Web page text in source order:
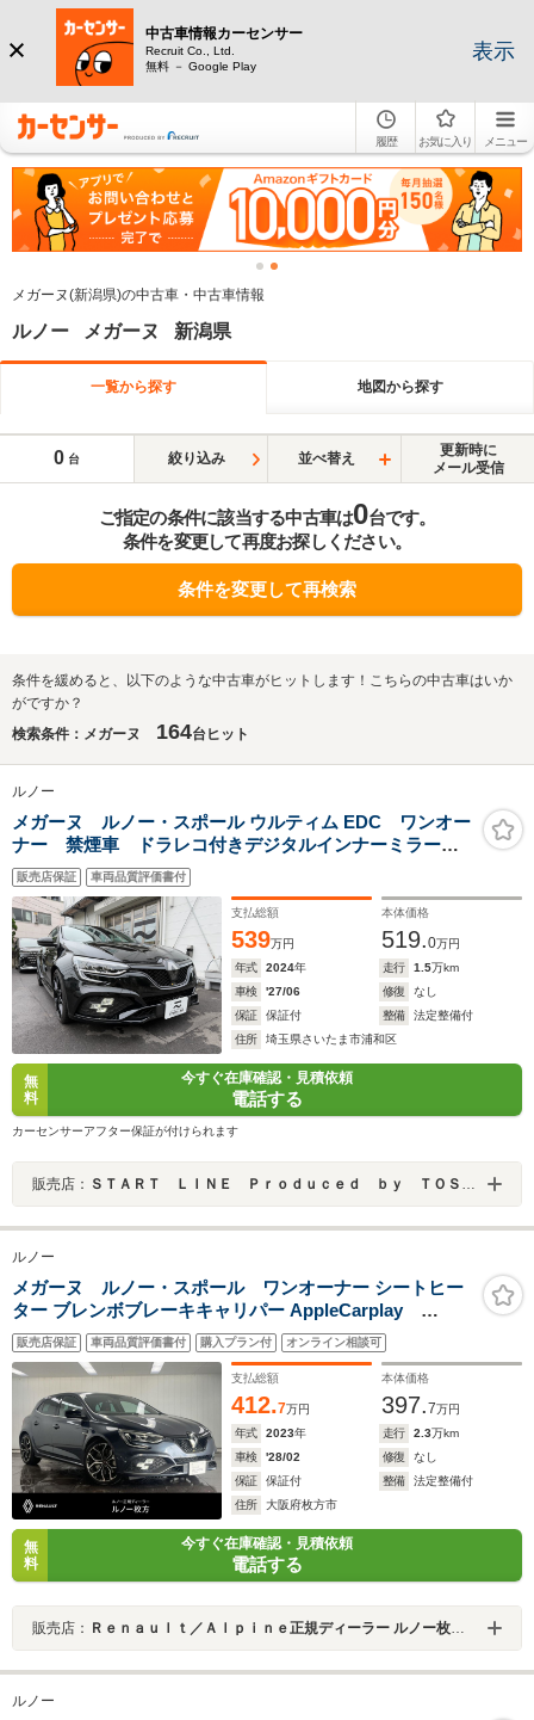
中古車情報カーセンサー
Recruit Co., Ltd.
無料 － Google Play
表示
履歴 お気に入り メニュー
メガーヌ(新潟県)の中古車・中古車情報
ルノー メガーヌ 新潟県
一覧から探す 地図から探す
0 台 絞り込み 並べ替え
更新時に
メール受信
ご指定の条件に該当する中古車は0台です。
条件を変更して再度お探しください。
条件を変更して再検索
条件を緩めると、以下のような中古車がヒットします！こちらの中古車はいか
がですか？
検索条件：メガーヌ
164台ヒット
ルノー
メガーヌ ルノー・スポール ウルティム EDC ワンオー
ナー 禁煙車 ドラレコ付きデジタルインナーミラー
レーダー探知機 世界1976台限定車
販売店保証 車両品質評価書付
支払総額
539万円
本体価格
519.0万円
年式
2024年 走行 1.5万km
車検
'27/06 修復
なし
保証
保証付 整備
法定整備付
住所
埼玉県さいたま市浦和区
無
料
今すぐ在庫確認・見積依頼
電話する
カーセンサーアフター保証が付けられます
販売店： ＳＴＡＲＴ ＬＩＮＥ Ｐｒｏｄｕｃｅｄ ｂｙ ＴＯＳＡＩ
ルノー
メガーヌ ルノー・スポール ワンオーナー シートヒー
ター ブレンボブレーキキャリパー AppleCarplay
Bluetooth LEDヘッドライト バックカメラ 前面衝突警報
アダプティブクルーズコントロール 認定中古車保証
販売店保証 車両品質評価書付 購入プラン付 オンライン相談可
支払総額
412.7万円
本体価格
397.7万円
年式
2023年 走行 2.3万km
車検
'28/02 修復
なし
保証
保証付 整備
法定整備付
住所
大阪府枚方市
無
料
今すぐ在庫確認・見積依頼
電話する
販売店： Ｒｅｎａｕｌｔ／Ａｌｐｉｎｅ正規ディーラー ルノー枚方・アルピーヌポイント枚方
ルノー